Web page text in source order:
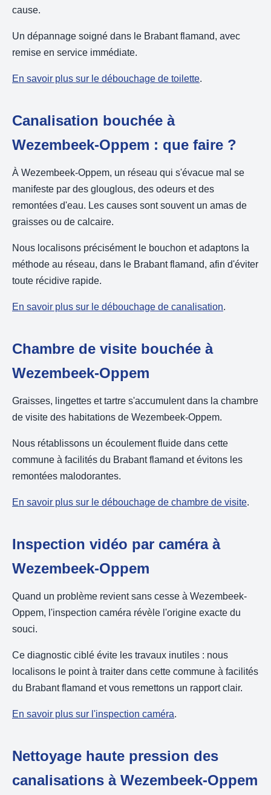
cause.
Un dépannage soigné dans le Brabant flamand, avec
remise en service immédiate.
En savoir plus sur le débouchage de toilette.
Canalisation bouchée à
Wezembeek-Oppem : que faire ?
À Wezembeek-Oppem, un réseau qui s'évacue mal se
manifeste par des glouglous, des odeurs et des
remontées d'eau. Les causes sont souvent un amas de
graisses ou de calcaire.
Nous localisons précisément le bouchon et adaptons la
méthode au réseau, dans le Brabant flamand, afin d'éviter
toute récidive rapide.
En savoir plus sur le débouchage de canalisation.
Chambre de visite bouchée à
Wezembeek-Oppem
Graisses, lingettes et tartre s'accumulent dans la chambre
de visite des habitations de Wezembeek-Oppem.
Nous rétablissons un écoulement fluide dans cette
commune à facilités du Brabant flamand et évitons les
remontées malodorantes.
En savoir plus sur le débouchage de chambre de visite.
Inspection vidéo par caméra à
Wezembeek-Oppem
Quand un problème revient sans cesse à Wezembeek-
Oppem, l'inspection caméra révèle l'origine exacte du
souci.
Ce diagnostic ciblé évite les travaux inutiles : nous
localisons le point à traiter dans cette commune à facilités
du Brabant flamand et vous remettons un rapport clair.
En savoir plus sur l'inspection caméra.
Nettoyage haute pression des
canalisations à Wezembeek-Oppem